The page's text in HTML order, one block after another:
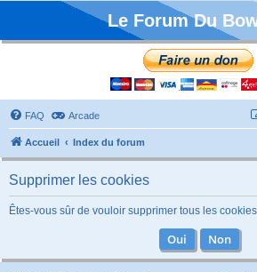
Le Forum Du
FAQ Arcade
Accueil Index du forum
Supprimer les cookies
Êtes-vous sûr de vouloir supprimer tous les